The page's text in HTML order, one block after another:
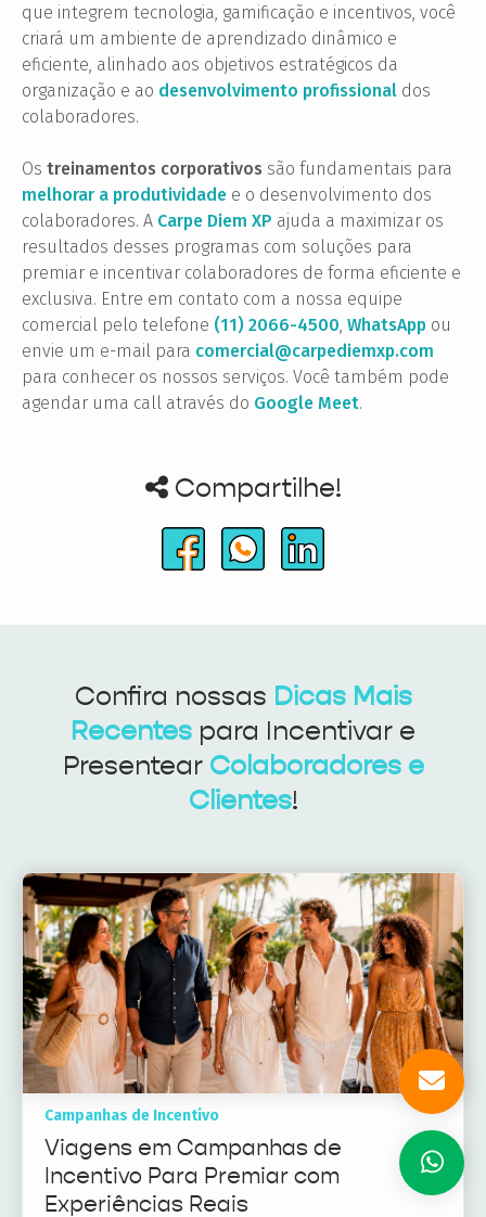
que integrem tecnologia, gamificação e incentivos, você
criará um ambiente de aprendizado dinâmico e
eficiente, alinhado aos objetivos estratégicos da
organização e ao desenvolvimento profissional dos
colaboradores.
Os treinamentos corporativos são fundamentais para
melhorar a produtividade e o desenvolvimento dos
colaboradores. A Carpe Diem XP ajuda a maximizar os
resultados desses programas com soluções para
premiar e incentivar colaboradores de forma eficiente e
exclusiva. Entre em contato com a nossa equipe
comercial pelo telefone (11) 2066-4500, WhatsApp ou
envie um e-mail para comercial@carpediemxp.com
para conhecer os nossos serviços. Você também pode
agendar uma call através do Google Meet.
Compartilhe!
Confira nossas Dicas Mais
Recentes para Incentivar e
Presentear Colaboradores e
Clientes!
Campanhas de Incentivo
Viagens em Campanhas de
Incentivo Para Premiar com
Experiências Reais